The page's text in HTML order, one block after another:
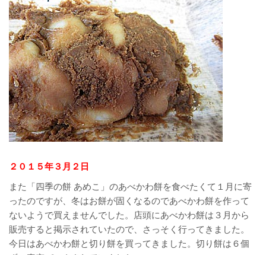
２０１５年３月２日
また「四季の餅 あめこ」のあべかわ餅を食べたくて１月に寄
ったのですが、冬はお餅が固くなるのであべかわ餅を作って
ないようで買えませんでした。店頭にあべかわ餅は３月から
販売すると掲示されていたので、さっそく行ってきました。
今日はあべかわ餅と切り餅を買ってきました。切り餅は６個